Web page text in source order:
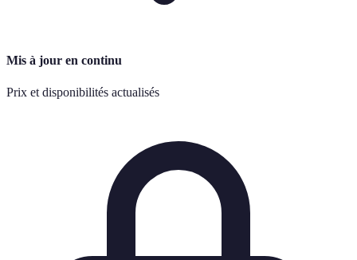
Mis à jour en continu
Prix et disponibilités actualisés